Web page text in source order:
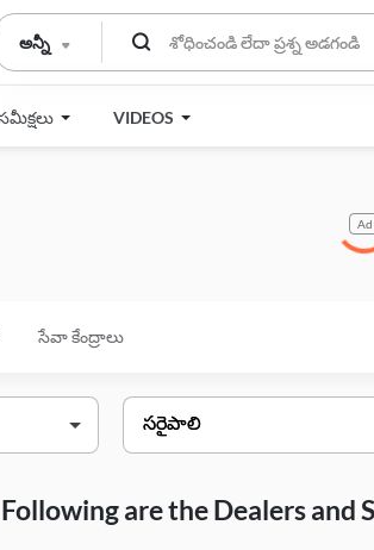
అన్నీ
VIDEOS
Ad
సేవా కేంద్రాలు
are the Dealers